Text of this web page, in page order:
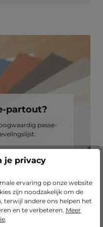
partout?
passe-
partouts
je privacy
ervaring op onze website
zijn noodzakelijk om de
andere ons helpen het
en te verbeteren. Meer
.